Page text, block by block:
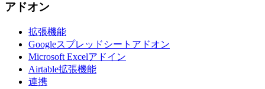
アドオン
拡張機能
Googleスプレッドシートアドオン
Microsoft Excelアドイン
Airtable拡張機能
連携